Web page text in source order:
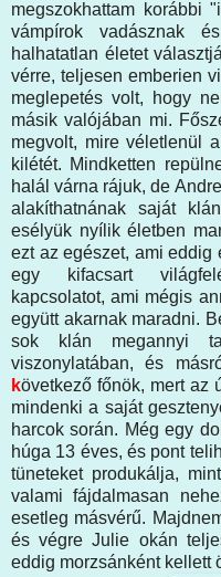
megszokhattam korábbi
vámpírok vadásznak
halhatatlan életet
vérre, teljesen emberien
meglepetés volt, hogy
másik valójában mi.
megvolt, mire véletlenül
kilétét. Mindketten
halál várna rájuk, de
alakíthatnának saját
esélyük nyílik életben
ezt az egészet, ami eddig
egy kifacsart
kapcsolatot, ami mégis
együtt akarnak maradni.
sok klán megannyi
viszonylatában, és
következő főnök, mert az
mindenki a saját
harcok során. Még egy
húga 13 éves, és pont
tüneteket produkálja,
valami fájdalmasan
esetleg másvérű.
és végre Julie okán
eddig morzsánként kellett